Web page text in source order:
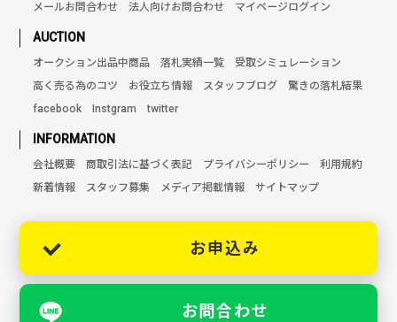
メールお問合わせ
法人向けお問合わせ マイページログイン
AUCTION
オークション出品中商品 落札実績一覧
受取シミュレーション
高く売る為のコツ
お役立ち情報 スタッフブログ
驚きの落札結果
facebook
Instgram twitter
INFORMATION
会社概要 商取引法に基づく表記 プライバシーポリシー
利用規約
新着情報
スタッフ募集 メディア掲載情報 サイトマップ
お申込み
お問合わせ